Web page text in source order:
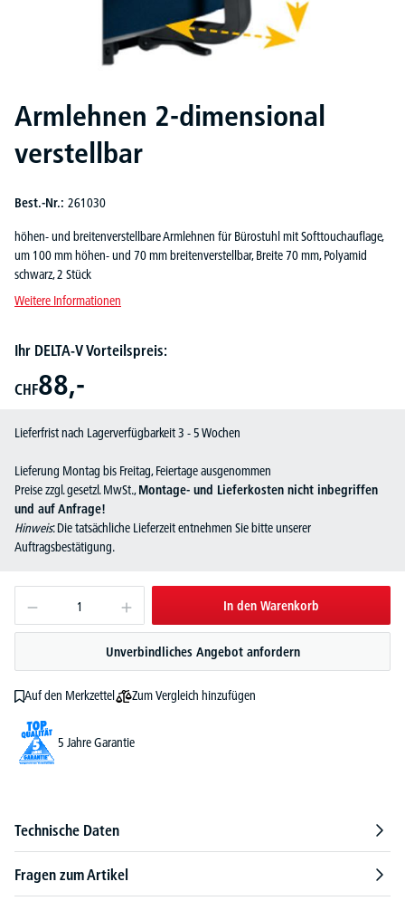
Armlehnen 2-dimensional
verstellbar
Best.-Nr.: 261030
höhen- und breitenverstellbare Armlehnen für Bürostuhl mit Softtouchauflage,
um 100 mm höhen- und 70 mm breitenverstellbar, Breite 70 mm, Polyamid
schwarz, 2 Stück
Weitere Informationen
Ihr DELTA-V Vorteilspreis:
CHF88,-
Lieferfrist nach Lagerverfügbarkeit 3 - 5 Wochen
Lieferung Montag bis Freitag, Feiertage ausgenommen
Preise zzgl. gesetzl. MwSt.,Montage- und Lieferkosten nicht inbegriffen
und auf Anfrage!
Hinweis: Die tatsächliche Lieferzeit entnehmen Sie bitte unserer
Auftragsbestätigung.
In den Warenkorb
Unverbindliches Angebot anfordern
Auf den Merkzettel Zum Vergleich hinzufügen
5 Jahre Garantie
Technische Daten
Fragen zum Artikel